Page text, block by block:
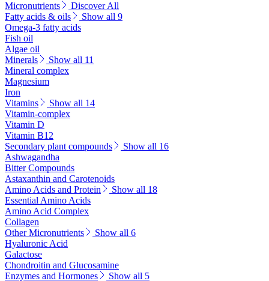
Micronutrients
Discover All
Fatty acids & oils
Show all 9
Omega-3 fatty acids
Fish oil
Algae oil
Minerals
Show all 11
Mineral complex
Magnesium
Iron
Vitamins
Show all 14
Vitamin-complex
Vitamin D
Vitamin B12
Secondary plant compounds
Show all 16
Ashwagandha
Bitter Compounds
Astaxanthin and Carotenoids
Amino Acids and Protein
Show all 18
Essential Amino Acids
Amino Acid Complex
Collagen
Other Micronutrients
Show all 6
Hyaluronic Acid
Galactose
Chondroitin and Glucosamine
Enzymes and Hormones
Show all 5